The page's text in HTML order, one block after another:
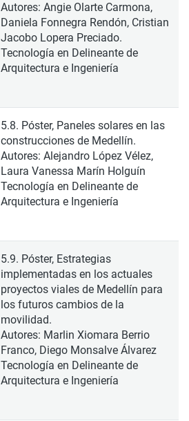
Autores: Angie Olarte Carmona,
Daniela Fonnegra Rendón, Cristian
Jacobo Lopera Preciado.
Tecnología en Delineante de
Arquitectura e Ingeniería
5.8. Póster, Paneles solares en las
construcciones de Medellín.
Autores: Alejandro López Vélez,
Laura Vanessa Marín Holguín
Tecnología en Delineante de
Arquitectura e Ingeniería
5.9. Póster, Estrategias
implementadas en los actuales
proyectos viales de Medellín para
los futuros cambios de la
movilidad.
Autores: Marlin Xiomara Berrio
Franco, Diego Monsalve Álvarez
Tecnología en Delineante de
Arquitectura e Ingeniería